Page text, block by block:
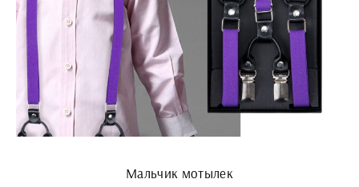
Мальчик мотылек